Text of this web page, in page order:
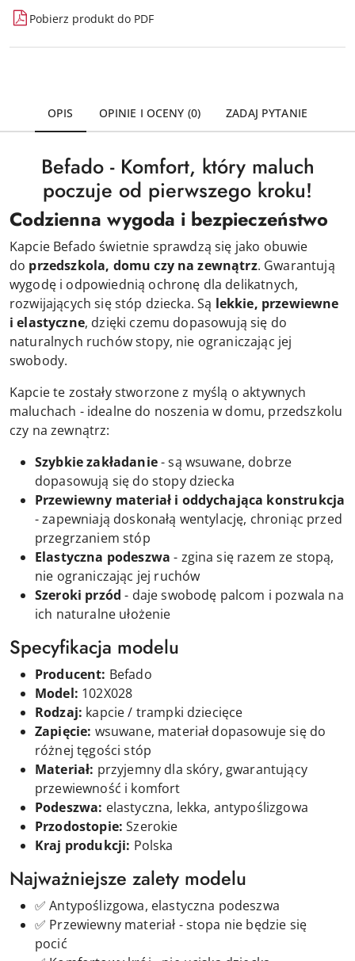
Pobierz produkt do PDF
OPIS OPINIE I OCENY (0) ZADAJ PYTANIE
Befado - Komfort, który maluch
poczuje od pierwszego kroku!
Codzienna wygoda i bezpieczeństwo
Kapcie Befado świetnie sprawdzą się jako obuwie
do przedszkola, domu czy na zewnątrz. Gwarantują
wygodę i odpowiednią ochronę dla delikatnych,
rozwijających się stóp dziecka. Są lekkie, przewiewne
i elastyczne, dzięki czemu dopasowują się do
naturalnych ruchów stopy, nie ograniczając jej
swobody.
Kapcie te zostały stworzone z myślą o aktywnych
maluchach - idealne do noszenia w domu, przedszkolu
czy na zewnątrz:
Szybkie zakładanie- są wsuwane, dobrze
dopasowują się do stopy dziecka
Przewiewny materiał i oddychająca konstrukcja
- zapewniają doskonałą wentylację, chroniąc przed
przegrzaniem stóp
Elastyczna podeszwa - zgina się razem ze stopą,
nie ograniczając jej ruchów
Szeroki przód - daje swobodę palcom i pozwala na
ich naturalne ułożenie
Specyfikacja modelu
Producent: Befado
Model: 102X028
Rodzaj: kapcie / trampki dziecięce
Zapięcie: wsuwane, materiał dopasowuje się do
różnej tęgości stóp
Materiał: przyjemny dla skóry, gwarantujący
przewiewność i komfort
Podeszwa: elastyczna, lekka, antypoślizgowa
Przodostopie: Szerokie
Kraj produkcji: Polska
Najważniejsze zalety modelu
✅ Antypoślizgowa, elastyczna podeszwa
✅ Przewiewny materiał - stopa nie będzie się
pocić